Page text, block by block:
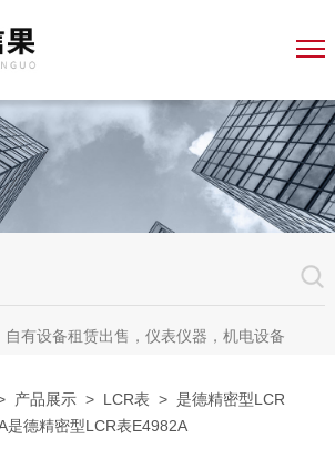
自有设备租赁出售，仪表仪器，机电设备
产品展示 > LCR表 >是德精密型LCR
德精密型LCR表E4982A